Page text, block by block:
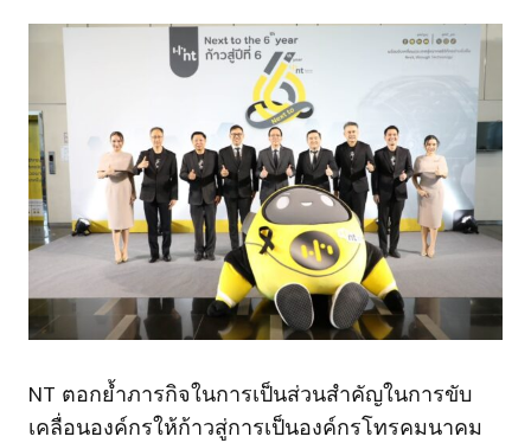
NT ตอกย้ำภารกิจในการเป็นส่วนสำคัญในการขับ
เคลื่อนองค์กรให้ก้าวสู่การเป็นองค์กรโทรคมนาคม